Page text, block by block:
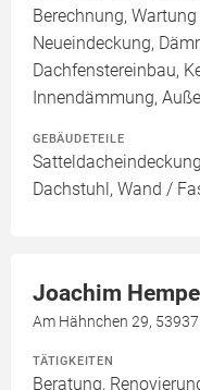
Berechnung,
Neueindeckung,
Dachfenstereinbau,
Innendämmung,
GEBÄUDETEILE
Dachstuhl, Wand /
Joachim Hempel
Am Hähnchen 29,
TÄTIGKEITEN
Beratung,